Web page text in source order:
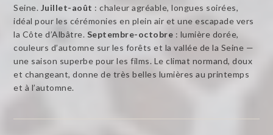
Seine. Juillet-août : chaleur agréable, longues soirées,
idéal pour les cérémonies en plein air et une escapade vers
la Côte d’Albâtre. Septembre-octobre : lumière dorée,
couleurs d’automne sur les forêts et la vallée de la Seine —
une saison superbe pour les films. Le climat normand, doux
et changeant, donne de très belles lumières au printemps
et à l’automne.